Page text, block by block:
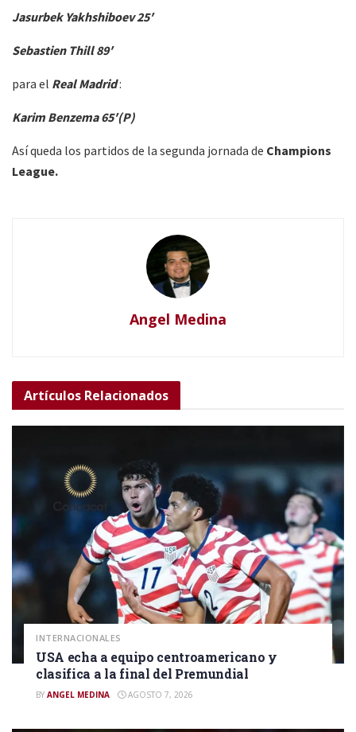
Jasurbek Yakhshiboev 25′
Sebastien Thill 89′
para el Real Madrid:
Karim Benzema 65′(P)
Así queda los partidos de la segunda jornada de Champions
League.
Angel Medina
Artículos Relacionados
INTERNACIONALES
USA echa a equipo centroamericano y
clasifica a la final del Premundial
BY ANGEL MEDINA AGOSTO 7, 2026